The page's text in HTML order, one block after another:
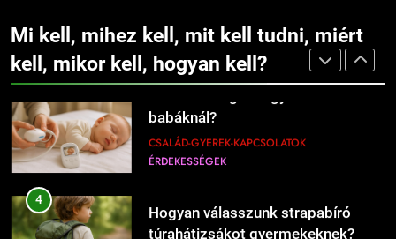
Mi kell, mihez kell, mit kell tudni, miért
kell, mikor kell, hogyan kell?
babáknál?
CSALÁD-GYEREK-KAPCSOLATOK
ÉRDEKESSÉGEK
4
túrahátizsákot gyermekeknek?
5
ÉRDEKESSÉGEK ÉTEL-ITAL
207
Mi kell a hamburgerbe?
ÉRDEKESSÉGEK
208